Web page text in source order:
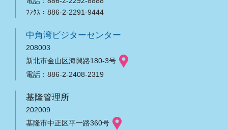
ﾌｧｸｽ：886-2-2291-9444
中角湾ビジターセンター
208003
新北市金山区海興路180-3号
電話：886-2-2408-2319
基隆管理所
202009
基隆市中正区平一路360号